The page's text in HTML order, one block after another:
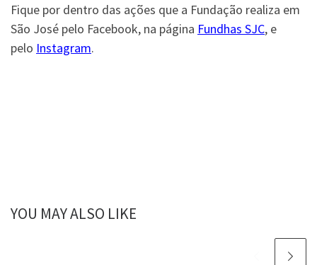
Fique por dentro das ações que a Fundação realiza em
São José pelo Facebook, na página Fundhas SJC, e
pelo Instagram.
YOU MAY ALSO LIKE